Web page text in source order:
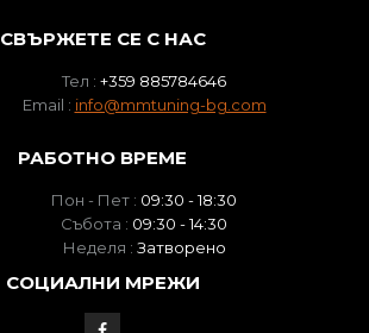
СВЪРЖЕТЕ СЕ С НАС
Тел : +359 885784646
Email : info@mmtuning-bg.com
РАБОТНО ВРЕМЕ
Пон - Пет : 09:30 - 18:30
Събота : 09:30 - 14:30
Неделя : Затворено
СОЦИАЛНИ МРЕЖИ